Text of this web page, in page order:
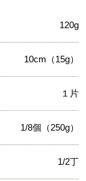
120g
10cm（15g）
１片
1/8個（250g）
1/2丁